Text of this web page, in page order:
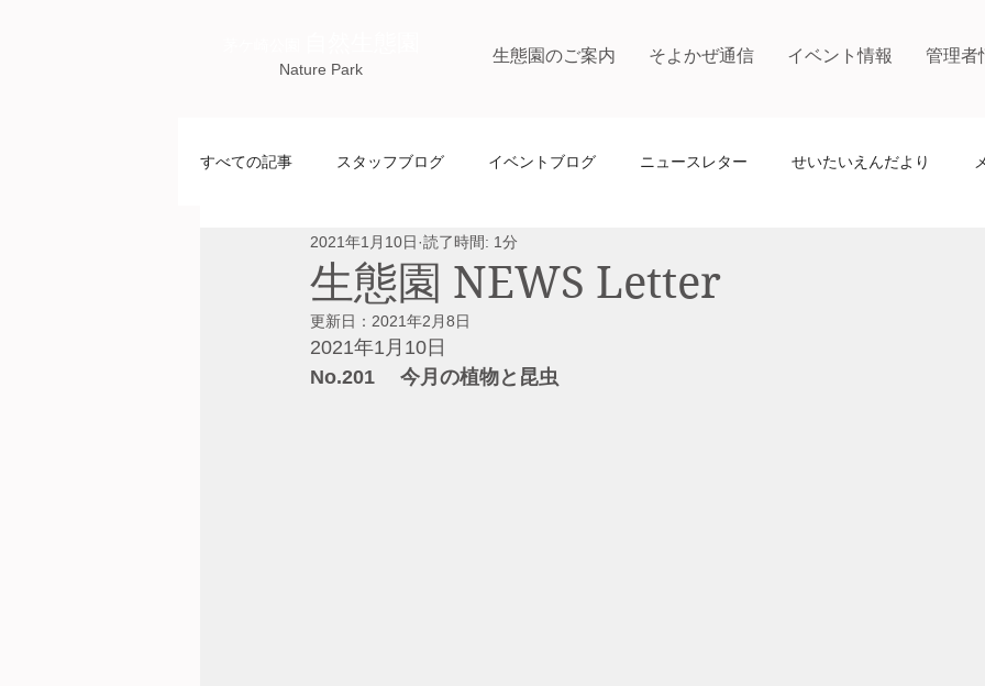
Nature Park
生態園のご案内 そよかぜ通信 イベント情報 管理者
すべての記事 スタッフブログ イベントブログ ニュースレター せいたいえんだより
生態園 NEWS Letter
2021年1月10日 読了時間: 1分
更新日： 2021年2月8日
2021年1月10日
No.201 　今月の植物と昆虫